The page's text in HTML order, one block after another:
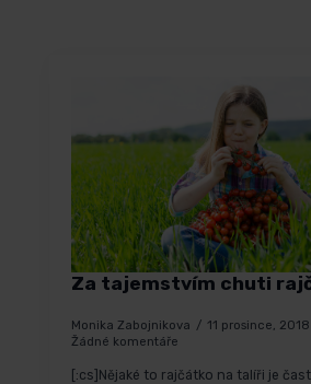
Za tajemstvím chuti
Monika Zabojnikova
11 prosince, 2018
Žádné komentáře
[:cs]Nějaké to rajčátko na talíři je